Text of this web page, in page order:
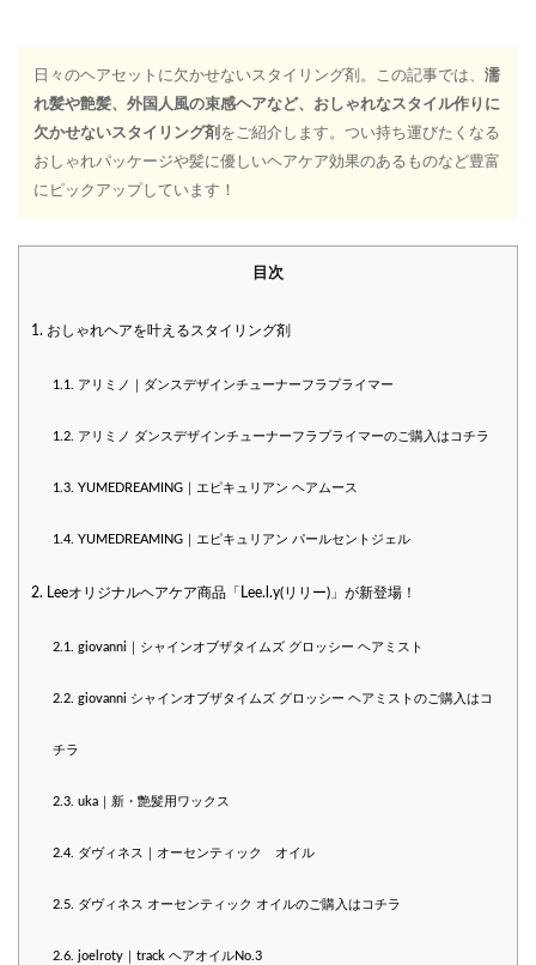
日々のヘアセットに欠かせないスタイリング剤。この記事では、 濡
れ髪や艶髪、外国人風の束感ヘアなど、おしゃれなスタイル作りに
欠かせないスタイリング剤 をご紹介します。つい持ち運びたくなる
おしゃれパッケージや髪に優しいヘアケア効果のあるものなど豊富
にピックアップしています！
目次
1. おしゃれヘアを叶えるスタイリング剤
1.1. アリミノ｜ダンスデザインチューナーフラプライマー
1.2. アリミノ ダンスデザインチューナーフラプライマーのご購入はコチラ
1.3. YUMEDREAMING｜エピキュリアン ヘアムース
1.4. YUMEDREAMING｜エピキュリアン パールセントジェル
2. Leeオリジナルヘアケア商品「Lee.l.y(リリー)」が新登場！
2.1. giovanni｜シャインオブザタイムズ グロッシー ヘアミスト
2.2. giovanni シャインオブザタイムズ グロッシー ヘアミストのご購入はコ
チラ
2.3. uka｜新・艶髪用ワックス
2.4. ダヴィネス｜オーセンティック オイル
2.5. ダヴィネス オーセンティック オイルのご購入はコチラ
2.6. joelroty｜track ヘアオイルNo.3